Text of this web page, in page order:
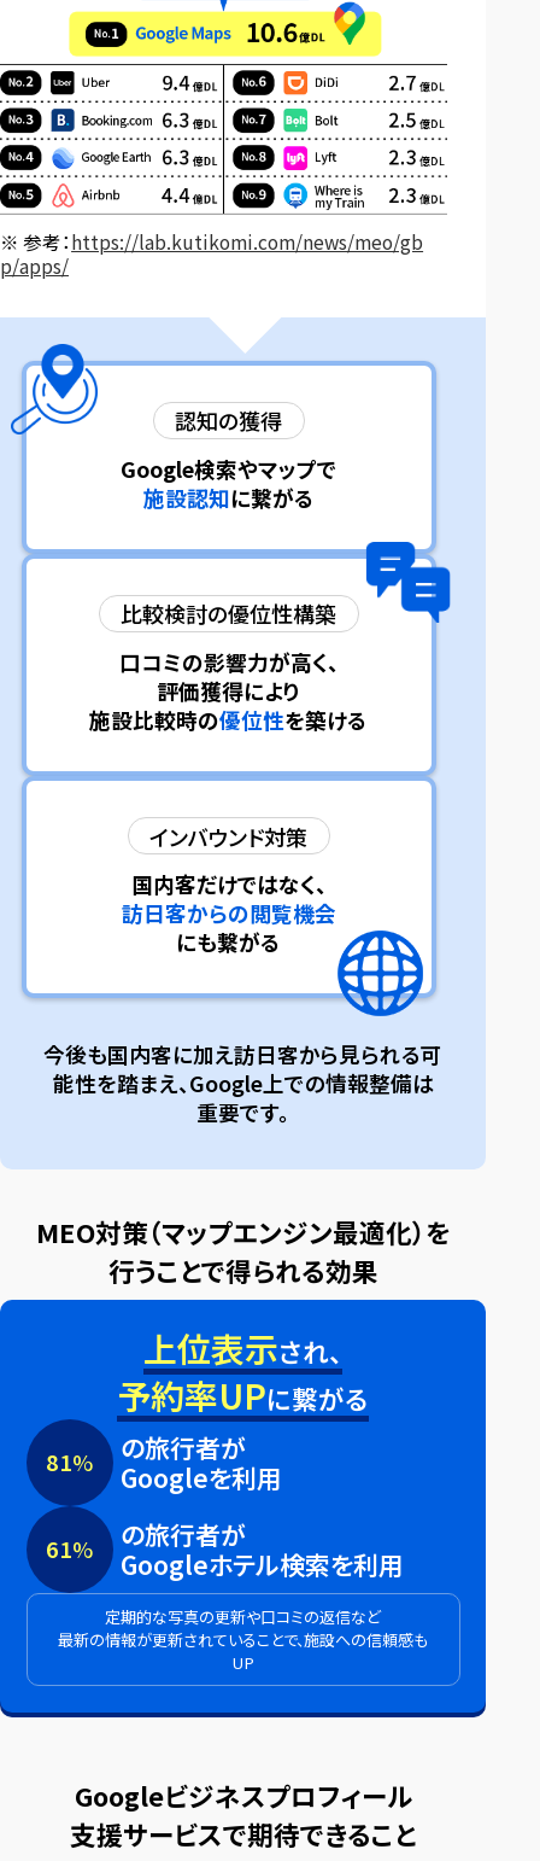
参考：https://lab.kutikomi.com/news/meo/gb
p/apps/
認知の獲得
Google検索やマップで
施設認知に繋がる
比較検討の優位性構築
口コミの影響力が高く、
評価獲得により
施設比較時の優位性を築ける
インバウンド対策
国内客だけではなく、
訪日客からの閲覧機会
にも繋がる
今後も国内客に加え訪日客から見られる可
能性を踏まえ、Google上での情報整備は
重要です。
MEO対策（マップエンジン最適化）を
行うことで得られる効果
上位表示され、
予約率UPに繋がる
81%
の旅行者が
Googleを利用
61%
の旅行者が
Googleホテル検索を利用
定期的な写真の更新や口コミの返信など
最新の情報が更新されていることで、施設への信頼感も
UP
Googleビジネスプロフィール
支援サービスで期待できること